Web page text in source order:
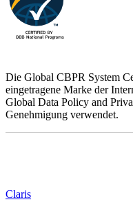
Die Global CBPR System
eingetragene Marke der
Global Data Policy and
Genehmigung verwendet.
Claris